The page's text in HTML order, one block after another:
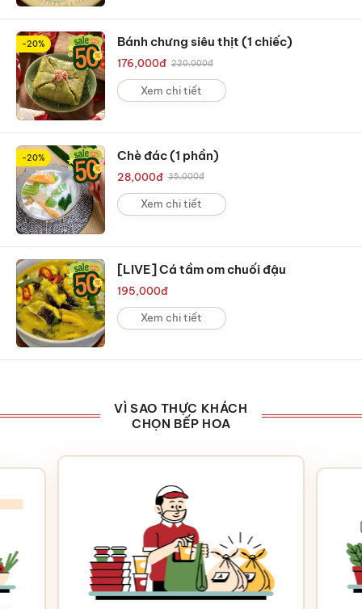
-20% Bánh chưng siêu thịt (1 chiếc)
176,000đ 220,000đ
Xem chi tiết
-20% Chè đác (1 phần)
28,000đ 35,000đ
Xem chi tiết
[LIVE] Cá tầm om chuối đậu
195,000đ
Xem chi tiết
VÌ SAO THỰC KHÁCH
CHỌN BẾP HOA